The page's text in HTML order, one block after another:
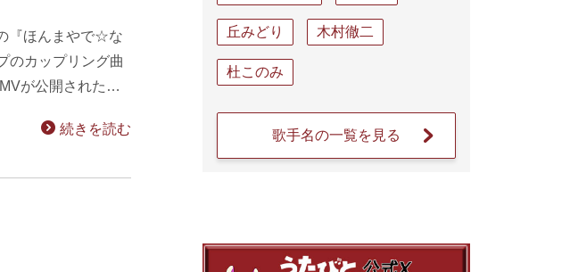
『ほんまやで☆な
のカップリング曲
が公開された…
続きを読む
丘みどり 木村徹二
杜このみ
歌手名の一覧を見る